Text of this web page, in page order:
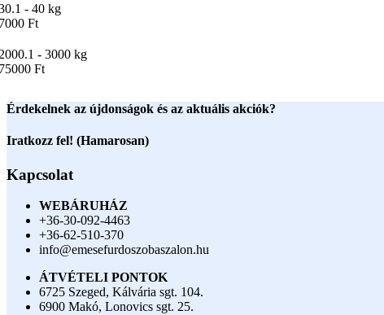
- 40 kg
Ft
- 3000 kg
Ft
Érdekelnek az újdonságok és az aktuális akciók?
Iratkozz fel! (Hamarosan)
Kapcsolat
WEBÁRUHÁZ
+36-30-092-4463
+36-62-510-370
info@emesefurdoszobaszalon.hu
ÁTVÉTELI PONTOK
6725 Szeged, Kálvária sgt. 104.​
6900 Makó, Lonovics sgt. 25.